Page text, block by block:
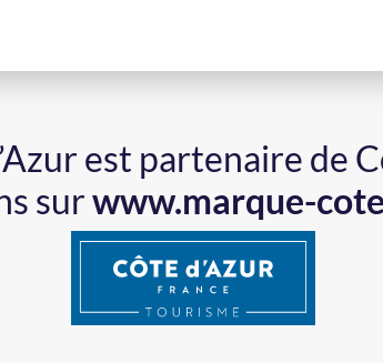
est partenaire de
surwww.marque-